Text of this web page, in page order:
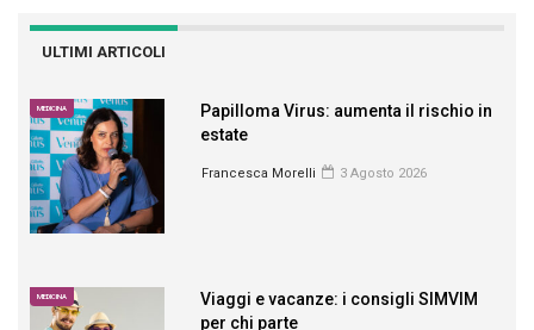
ULTIMI ARTICOLI
MEDICINA
Papilloma Virus: aumenta il rischio in
estate
Francesca Morelli 3 Agosto 2026
MEDICINA
Viaggi e vacanze: i consigli SIMVIM
per chi parte